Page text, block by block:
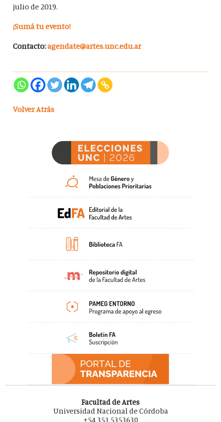
julio de 2019.
¡Sumá tu evento!
Contacto:agendate@artes.unc.edu.ar
Volver Atrás
Facultad de Artes
Universidad Nacional de Córdoba
+54 351 5353630